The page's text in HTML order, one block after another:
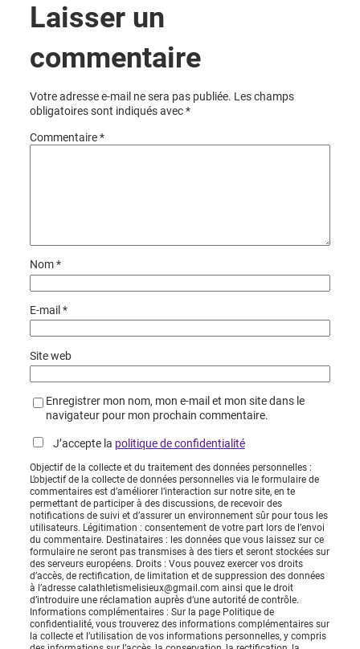
Laisser un
commentaire
Votre adresse e-mail ne sera pas publiée. Les champs
obligatoires sont indiqués avec*
Commentaire*
Nom*
E-mail *
Site web
Enregistrer mon nom, mon e-mail et mon site dans le
navigateur pour mon prochain commentaire.
J’accepte la politique de confidentialité
Objectif de la collecte et du traitement des données personnelles :
L’objectif de la collecte de données personnelles via le formulaire de
commentaires est d’améliorer l’interaction sur notre site, en te
permettant de participer à des discussions, de recevoir des
notifications de suivi et d’assurer un environnement sûr pour tous les
utilisateurs. Légitimation : consentement de votre part lors de l’envoi
du commentaire. Destinataires : les données que vous laissez sur ce
formulaire ne seront pas transmises à des tiers et seront stockées sur
des serveurs européens. Droits : Vous pouvez exercer vos droits
d’accès, de rectification, de limitation et de suppression des données
à l’adresse calathletismelisieux@gmail.com ainsi que le droit
d’introduire une réclamation auprès d’une autorité de contrôle.
Informations complémentaires : Sur la page Politique de
confidentialité, vous trouverez des informations complémentaires sur
la collecte et l’utilisation de vos informations personnelles, y compris